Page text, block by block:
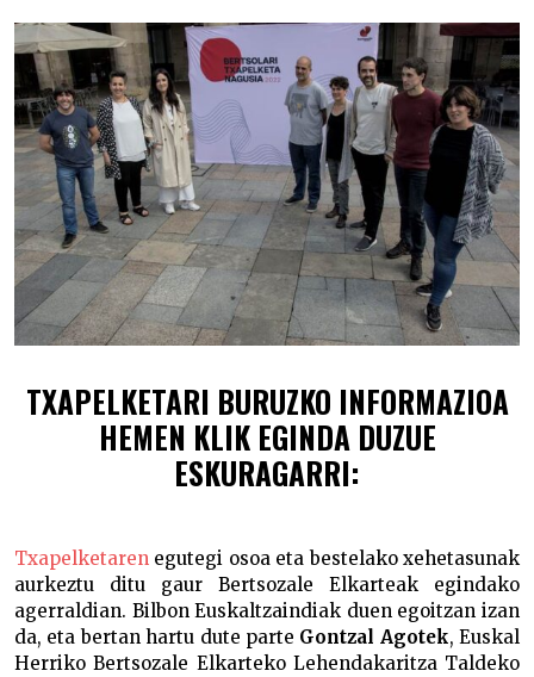
TXAPELKETARI BURUZKO INFORMAZIOA
HEMEN KLIK EGINDA DUZUE
ESKURAGARRI:
Txapelketaren egutegi osoa eta bestelako xehetasunak
aurkeztu ditu gaur Bertsozale Elkarteak egindako
agerraldian. Bilbon Euskaltzaindiak duen egoitzan izan
da, eta bertan hartu dute parte Gontzal Agotek, Euskal
Herriko Bertsozale Elkarteko Lehendakaritza Taldeko